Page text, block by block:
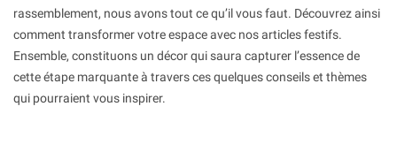
rassemblement, nous avons tout ce qu’il vous faut. Découvrez ainsi
comment transformer votre espace avec nos articles festifs.
Ensemble, constituons un décor qui saura capturer l’essence de
cette étape marquante à travers ces quelques conseils et thèmes
qui pourraient vous inspirer.